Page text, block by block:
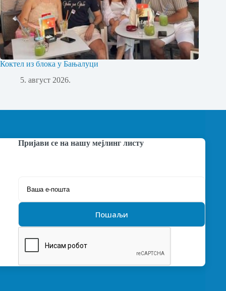
Коктел из блока у Бањалуци
5. август 2026.
Пријави се на нашу мејлинг листу